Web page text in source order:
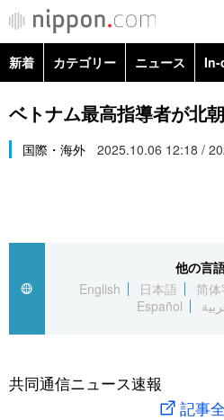
社会
旅と暮らし
新着 カテゴリー ニュース In-
政治・外交
経済・ビジネス
社会
文化
科学・技術
暮らし
ベトナム最高指導者が北
国際・海外 2025.10.06 12:18 /
他の言
English
日本語 简
Español
共同通信ニュース速報
記事